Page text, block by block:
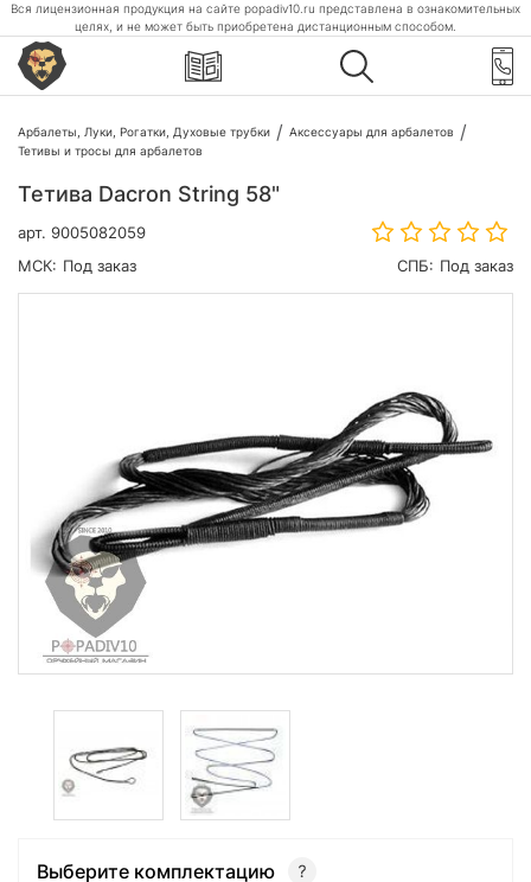
Вся лицензионная продукция на сайте popadiv10.ru представлена в ознакомительных
целях, и не может быть приобретена дистанционным способом.
Арбалеты, Луки, Рогатки, Духовые трубки
Аксессуары для арбалетов
Тетивы и тросы для арбалетов
Тетива Dacron String 58"
арт. 9005082059
МСК: Под заказ СПБ: Под заказ
Выберите комплектацию